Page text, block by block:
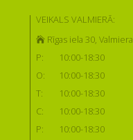
VEIKALS VALMIERĀ:
Rīgas iela 30, Valmiera
P:
10:00-18:30
O:
10:00-18:30
T:
10:00-18:30
C:
10:00-18:30
P:
10:00-18:30